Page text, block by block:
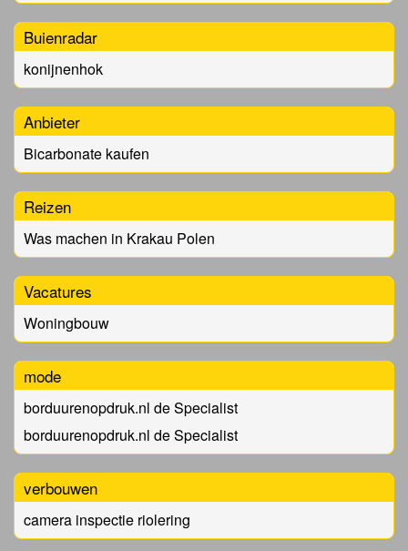
Buienradar
konijnenhok
Anbieter
Bicarbonate kaufen
Reizen
Was machen in Krakau Polen
Vacatures
Woningbouw
mode
borduurenopdruk.nl de Specialist
borduurenopdruk.nl de Specialist
verbouwen
camera inspectie riolering